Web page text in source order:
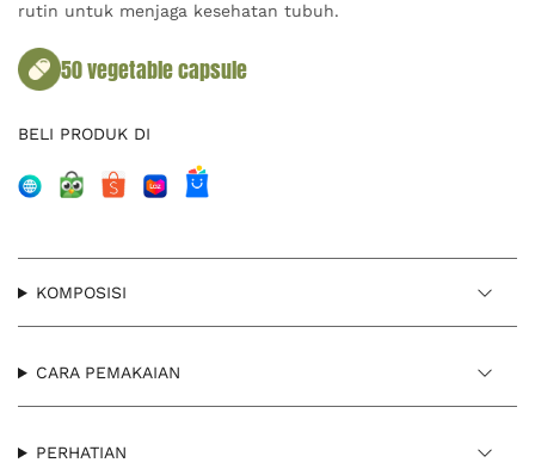
rutin untuk menjaga kesehatan tubuh.
50 vegetable capsule
BELI PRODUK DI
KOMPOSISI
CARA PEMAKAIAN
PERHATIAN